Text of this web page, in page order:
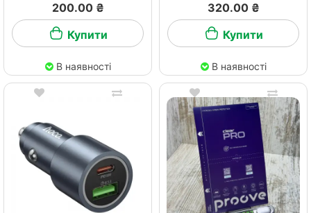
200.00 ₴
Купити
В наявності
320.00 ₴
Купити
В наявності